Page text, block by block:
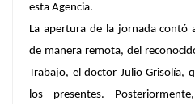
esta Agencia.
La apertura de la jornada contó
de manera remota, del
Trabajo, el doctor Julio Grisolía,
los presentes.